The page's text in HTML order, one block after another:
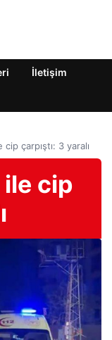
İletişim
çarpıştı: 3 yaralı
cip